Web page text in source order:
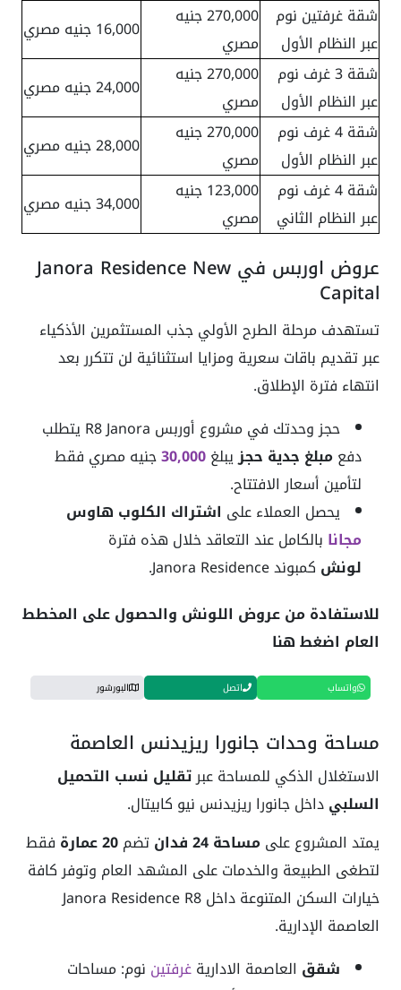
شقة غرفتين نوم
عبر النظام الأول
270,000 جنيه
مصري
16,000 جنيه مصري
شقة 3 غرف نوم
عبر النظام الأول
270,000 جنيه
مصري
24,000 جنيه مصري
شقة 4 غرف نوم
عبر النظام الأول
270,000 جنيه
مصري
28,000 جنيه مصري
شقة 4 غرف نوم
عبر النظام الثاني
123,000 جنيه
مصري
34,000 جنيه مصري
عروض اوربس في Janora Residence New
Capital
تستهدف مرحلة الطرح الأولي جذب المستثمرين الأذكياء
عبر تقديم باقات سعرية ومزايا استثنائية لن تتكرر بعد
انتهاء فترة الإطلاق.
حجز وحدتك في مشروع أوربس R8 Janora يتطلب
دفعمبلغ جدية حجزيبلغ30,000جنيه مصري فقط
لتأمين أسعار الافتتاح.
يحصل العملاء على اشتراك الكلوب هاوس
مجانا بالكامل عند التعاقد خلال هذه فترة
لونش كمبوند Janora Residence.
للاستفادة من عروض اللونش والحصول على المخطط
العام اضغط هنا
واتساب اتصل البورشور
مساحة وحدات جانورا ريزيدنس العاصمة
الاستغلال الذكي للمساحة عبرتقليل نسب التحميل
السلبيداخل جانورا ريزيدنس نيو كابيتال.
يمتد المشروع علىمساحة 24 فدان تضم
فقط
لتطغى الطبيعة والخدمات على المشهد العام وتوفر كافة
خيارات السكن المتنوعة داخل Janora Residence R8
العاصمة الإدارية.
شقق العاصمة الاداريةغرفتين نوم: مساحات